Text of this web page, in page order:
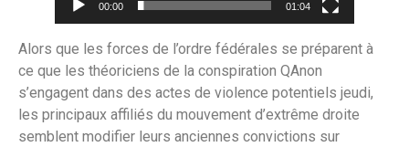
00:00 01:04
Alors que les forces de l’ordre fédérales se préparent à
ce que les théoriciens de la conspiration QAnon
s’engagent dans des actes de violence potentiels jeudi,
les principaux affiliés du mouvement d’extrême droite
semblent modifier leurs anciennes convictions sur